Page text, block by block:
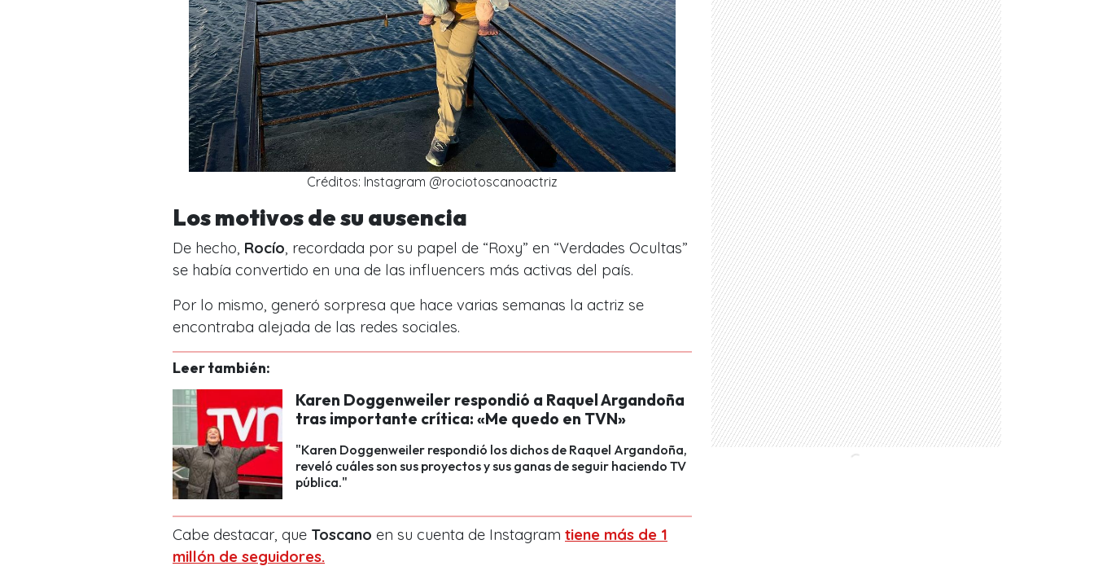
Créditos: Instagram @rociotoscanoactriz
Los motivos de su ausencia
De hecho, Rocío, recordada por su papel de “Roxy” en “Verdades Ocultas”
se había convertido en una de las influencers más activas del país.
Por lo mismo, generó sorpresa que hace varias semanas la actriz se
encontraba alejada de las redes sociales.
Leer también:
Karen Doggenweiler respondió a Raquel Argandoña
tras importante crítica: «Me quedo en TVN»
"Karen Doggenweiler respondió los dichos de Raquel Argandoña,
reveló cuáles son sus proyectos y sus ganas de seguir haciendo TV
pública."
Cabe destacar, que Toscano en su cuenta de Instagram tiene más de 1
millón de seguidores.